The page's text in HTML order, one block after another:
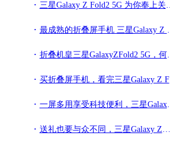
三星Galaxy Z Fold2 5G 为你奉上关于生活的减法哲学
最成熟的折叠屏手机 三星Galaxy Z Fold2 5G综合实力第一
折叠机皇三星GalaxyZFold2 5G，何以成为年末赠礼首选？
买折叠屏手机，看完三星Galaxy Z Fold2 5G再决定
一屏多用享受科技便利，三星Galaxy Z Fold2 5G成年末好礼
送礼也要与众不同，三星Galaxy Z系列折叠屏手机为心意助攻